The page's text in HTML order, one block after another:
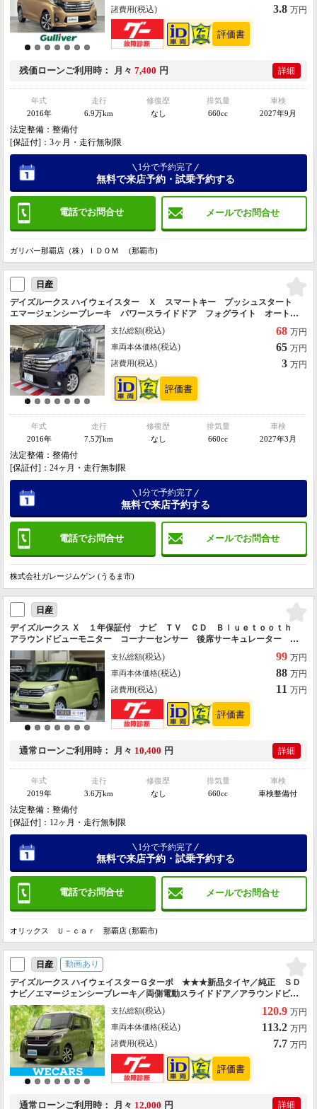
諸費用(税込) 3.8 万円
残価ローンご利用時 月々 7,400 円 詳細
年式
2016年
走行
6.9万km
修復歴
なし
排気量
660cc
車検
2027年9月
法定整備：整備付
[保証付]：3ヶ月・走行無制限
電話でお問合せ メールでお問合せ
1分で予約完了
無料で来店予約・試乗予約する
ガリバー那覇店（株）ＩＤＯＭ (那覇市)
日産
デイズルークス ハイウェイスター Ｘ スマートキー プッシュスタート
エマージェンシーブレーキ パワースライドドア フォグライト オートラ
イト ナビ ＴＶ Ｂｌｕｅｔｏｏｔｈ アラウンドビューモニター 本土
仕入れ 修復歴なし ２４ヶ月保証
支払総額(税込) 68 万円
車両本体価格(税込) 65 万円
諸費用(税込) 3 万円
年式
2016年
走行
7.5万km
修復歴
なし
排気量
660cc
車検
2027年3月
法定整備：整備付
[保証付]：24ヶ月・走行無制限
電話でお問合せ メールでお問合せ
1分で予約完了
無料で来店予約する
株式会社ガレージムゲン (うるま市)
日産
デイズルークス Ｘ １年保証付 ナビ ＴＶ ＣＤ Ｂｌｕｅｔｏｏｔｈ
アラウンドビューモニター コーナーセンサー 後席サーキュレーター パ
ワースライドドア ＥＴＣ 後席テーブル 衝突被害軽減ブレーキ
支払総額(税込) 99 万円
車両本体価格(税込) 88 万円
諸費用(税込) 11 万円
通常ローンご利用時 月々 10,400 円 詳細
年式
2019年
走行
3.6万km
修復歴
なし
排気量
660cc
車検
車検整備付
法定整備：整備付
[保証付]：12ヶ月・走行無制限
電話でお問合せ メールでお問合せ
1分で予約完了
無料で来店予約・試乗予約する
オリックス Ｕ－ｃａｒ 那覇店 (那覇市)
日産
動画あり
デイズルークス ハイウェイスターＧターボ ★★★新品タイヤ／純正 ＳＤ
ナビ／エマージェンシーブレーキ／両側電動スライドドア／アラウンドビュ
ーモニター／ドライブレコーダー 前後／ヘッドランプ ＬＥＤ／Ｂｌｕｅ
ｔｏｏｔｈ接続／ＥＴＣ
支払総額(税込) 120.9 万円
車両本体価格(税込) 113.2 万円
諸費用(税込) 7.7 万円
通常ローンご利用時 月々 12,000 円 詳細